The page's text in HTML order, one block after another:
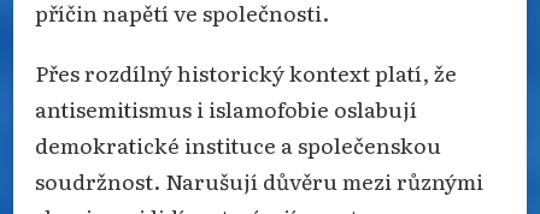
příčin napětí ve společnosti.
Přes rozdílný historický kontext platí, že
antisemitismus i islamofobie oslabují
demokratické instituce a společenskou
soudržnost. Narušují důvěru mezi různými